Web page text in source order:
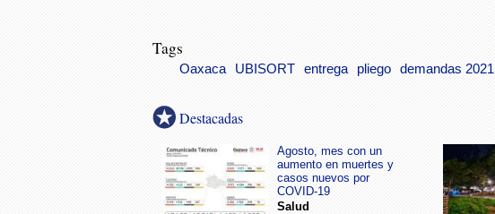
Tags
Oaxaca UBISORT entrega pliego demandas 2021
Destacadas
Agosto, mes con un
aumento en muertes y
casos nuevos por
COVID-19
Salud